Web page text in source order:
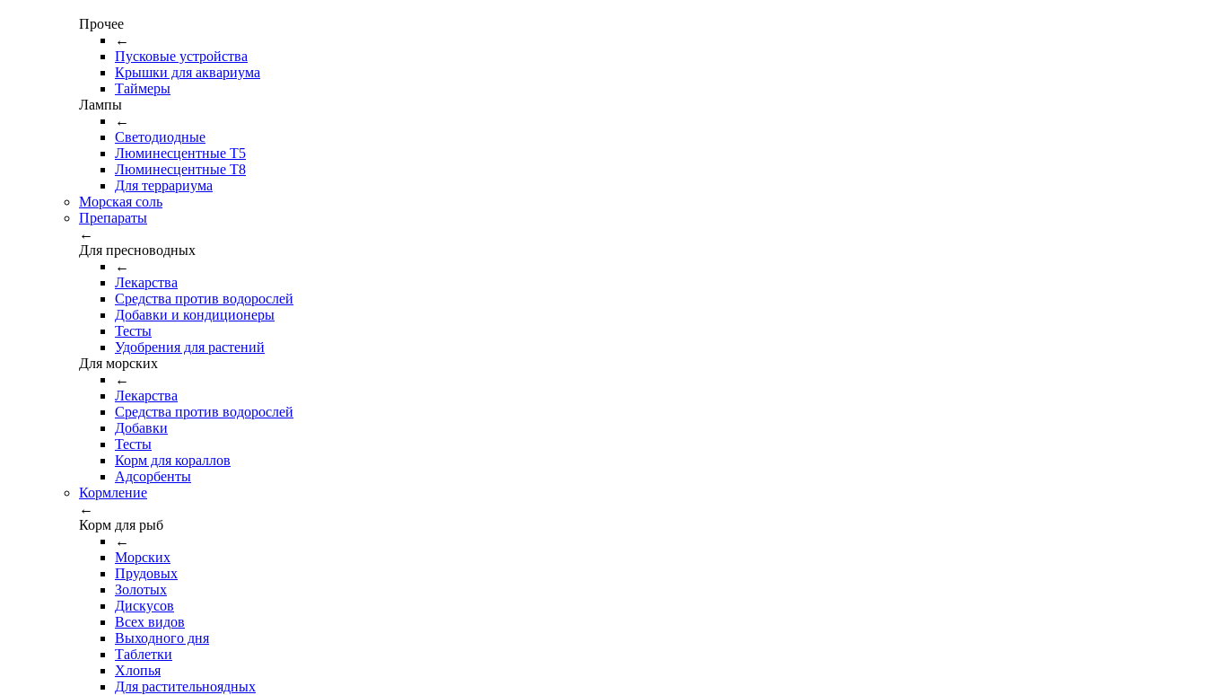
Прочее
←
Пусковые устройства
Крышки для аквариума
Таймеры
Лампы
←
Светодиодные
Люминесцентные Т5
Люминесцентные Т8
Для террариума
Морская соль
Препараты
←
Для пресноводных
←
Лекарства
Средства против водорослей
Добавки и кондиционеры
Тесты
Удобрения для растений
Для морских
←
Лекарства
Средства против водорослей
Добавки
Тесты
Корм для кораллов
Адсорбенты
Кормление
←
Корм для рыб
←
Морских
Прудовых
Золотых
Дискусов
Всех видов
Выходного дня
Таблетки
Хлопья
Для растительноядных